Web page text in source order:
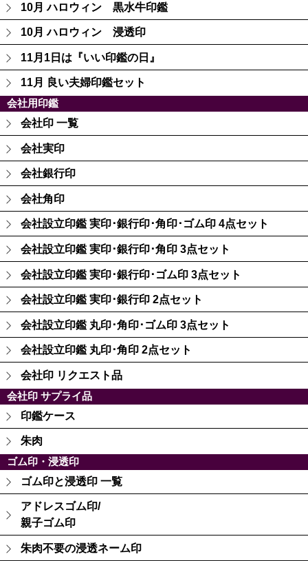
10月 ハロウィン 黒水牛印鑑
10月 ハロウィン 浸透印
11月1日は『いい印鑑の日』
11月 良い夫婦印鑑セット
会社用印鑑
会社印 一覧
会社実印
会社銀行印
会社角印
会社設立印鑑 実印･銀行印･角印･ゴム印 4点セット
会社設立印鑑 実印･銀行印･角印 3点セット
会社設立印鑑 実印･銀行印･ゴム印 3点セット
会社設立印鑑 実印･銀行印 2点セット
会社設立印鑑 丸印･角印･ゴム印 3点セット
会社設立印鑑 丸印･角印 2点セット
会社印 リクエスト品
会社印 サプライ品
印鑑ケース
朱肉
ゴム印・浸透印
ゴム印と浸透印 一覧
アドレスゴム印/
親子ゴム印
朱肉不要の浸透ネーム印